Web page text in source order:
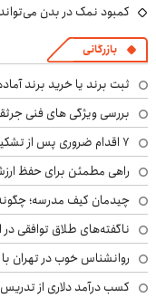
کمبود نمک در بدن
بازرگانی
ثبت برند یا خرید برند
بررسی ویژگی های فنی
۷ اقدام ضروری پس از تشکیل پرونده مواد مخدر؛ راهنمای خانواده‌ها
راهی مطمئن برای حفظ
چیدمان کیف مدرسه؛
ناگفته‌های طلاق توافقی
روانشناس خوب در تهران
کسب درآمد دلاری از تدریس